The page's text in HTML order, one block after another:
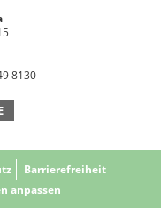
8130
Barrierefreiheit
anpassen